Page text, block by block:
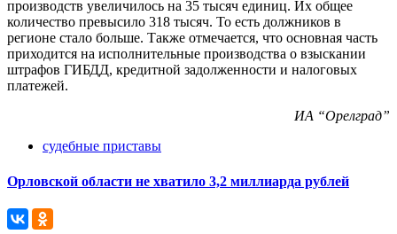
производств увеличилось на 35 тысяч единиц. Их общее
количество превысило 318 тысяч. То есть должников в
регионе стало больше. Также отмечается, что основная часть
приходится на исполнительные производства о взыскании
штрафов ГИБДД, кредитной задолженности и налоговых
платежей.
ИА “Орелград”
судебные приставы
Орловской области не хватило 3,2 миллиарда рублей